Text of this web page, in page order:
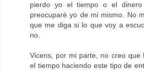
pierdo yo el tiempo o el
preocuparé yo de mi mismo. No
que me diga si lo que voy a
no.
Vicens, por mi parte, no creo que
el tiempo haciendo este tipo de